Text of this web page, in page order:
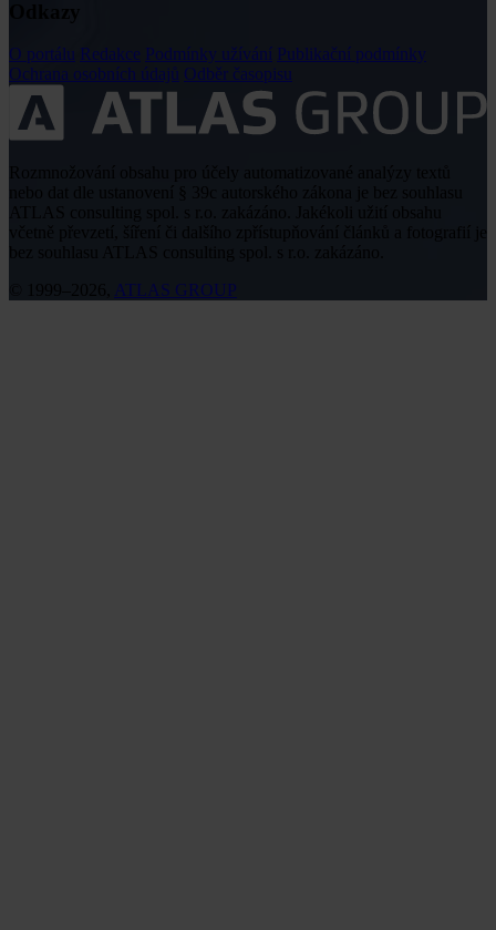
O portálu Redakce Podmínky užívání Publikační podmínky
Ochrana osobních údajů Odběr časopisu
včetně převzetí, šíření či dalšího zpřístupňování článků a fotografií je
ATLAS GROUP